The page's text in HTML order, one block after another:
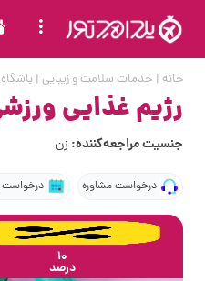
خانه | خدمات سلامت و زیبایی |
رژیم غذایی
جنسیت مراجعه‌کننده: زن
درخواست مشاوره درخواست
10
درصد